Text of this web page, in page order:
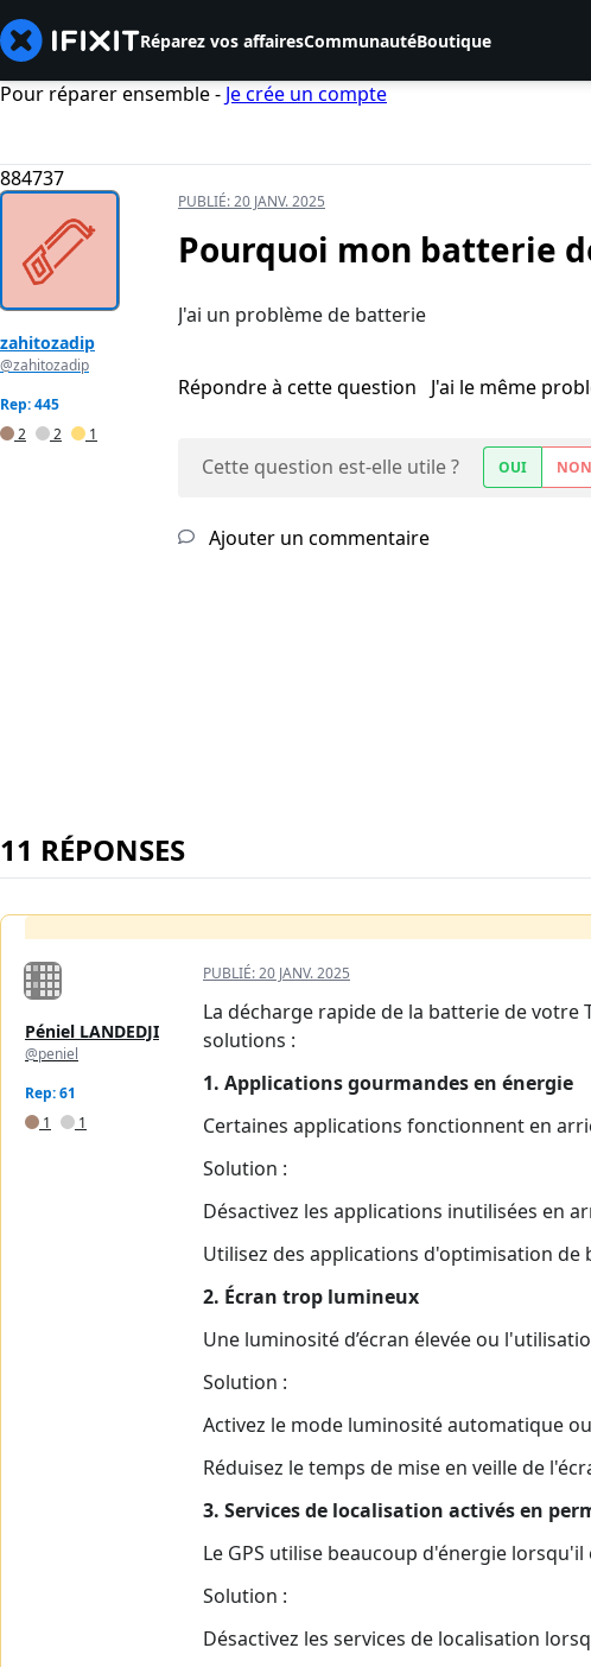
Réparez vos affairesCommunautéBoutique
Pour réparer ensemble - Je crée un compte
884737
zahitozadip
@zahitozadip
Rep: 445
2
2 1
PUBLIÉ:20 JANV. 2025
Pourquoi mon batterie
J'ai un problème de batterie
Répondre à cette question J'ai le même
Cette question est-elle utile ? OUI NON
Ajouter un commentaire
11 RÉPONSES
Péniel LANDEDJI
@peniel
Rep: 61
1
1
PUBLIÉ:20 JANV. 2025
La décharge rapide de la batterie de votre
solutions :
1. Applications gourmandes en énergie
Certaines applications fonctionnent en
Solution :
Désactivez les applications inutilisées en
Utilisez des applications d'optimisation de
2. Écran trop lumineux
Une luminosité d’écran élevée ou
Solution :
Activez le mode luminosité automatique
Réduisez le temps de mise en veille de
3. Services de localisation activés en
Le GPS utilise beaucoup d'énergie
Solution :
Désactivez les services de localisation